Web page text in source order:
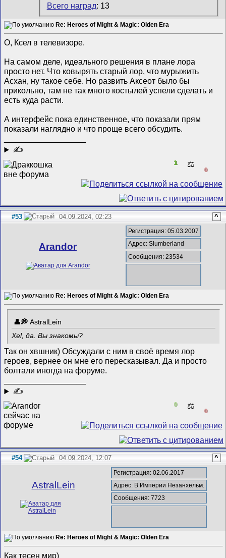
Всего наград: 13
Re: Heroes of Might & Magic: Olden Era
О, Ксел в телевизоре.
На самом деле, идеального решения в плане лора
просто нет. Что ковырять старый лор, что мурыжить
Асхан, ну такое себе. Но развить Аксеот было бы
прикольно, там не так много костылей успели сделать и
есть куда расти.
А интерфейс пока единственное, что показали прям
показали наглядно и что проще всего обсудить.
✍
1 ⚖️
0
#53 04.09.2024, 02:23 ^
Arandor
Регистрация: 05.03.2007
Адрес: Slumberland
Сообщения: 23534
Re: Heroes of Might & Magic: Olden Era
AstralLein
Xel, да. Вы знакомы?
Так он хвшник) Обсуждали с ним в своё время лор
героев, вернее он мне его пересказывал. Да и просто
болтали иногда на форуме.
✍
0 ⚖️
0
#54 04.09.2024, 12:07 ^
AstralLein
Регистрация: 02.06.2017
Адрес: В Империи Незанхельм.
Сообщения: 7723
Re: Heroes of Might & Magic: Olden Era
Как тесен мир)